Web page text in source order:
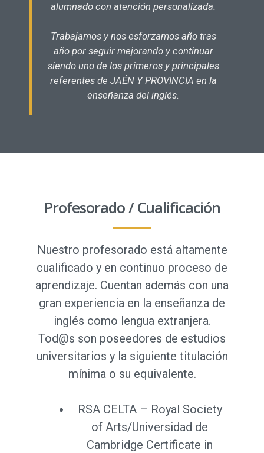
alumnado con atención personalizada.
Trabajamos y nos esforzamos año tras
año por seguir mejorando y continuar
siendo uno de los primeros y principales
referentes de JAÉN Y PROVINCIA en la
enseñanza del inglés.
Profesorado / Cualificación
Nuestro profesorado está altamente
cualificado y en continuo proceso de
aprendizaje. Cuentan además con una
gran experiencia en la enseñanza de
inglés como lengua extranjera.
Tod@s son poseedores de estudios
universitarios y la siguiente titulación
mínima o su equivalente.
RSA CELTA – Royal Society
of Arts/Universidad de
Cambridge Certificate in